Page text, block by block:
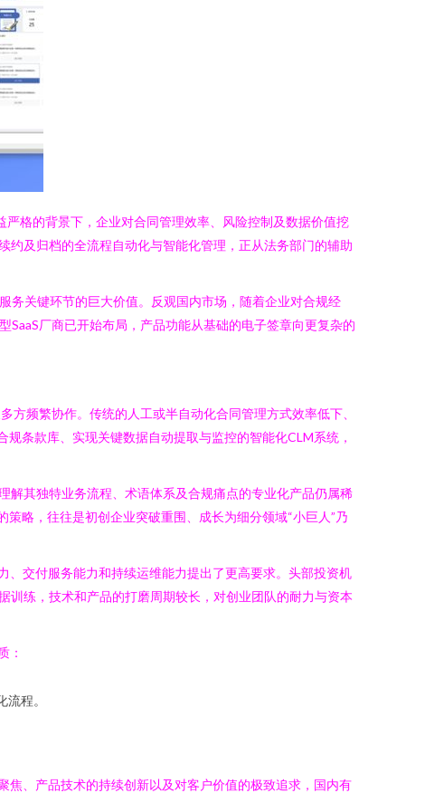
格的背景下，企业对合同管理效率、风险控制及数据价值挖
及归档的全流程自动化与智能化管理，正从法务部门的辅助
务关键环节的巨大价值。反观国内市场，随着企业对合规经
厂商已开始布局，产品功能从基础的电子签章向更复杂的
频繁协作。传统的人工或半自动化合同管理方式效率低下、
条款库、实现关键数据自动提取与监控的智能化CLM系统，
解其独特业务流程、术语体系及合规痛点的专业化产品仍属稀
略，往往是初创企业突破重围、成长为细分领域“小巨人”乃
交付服务能力和持续运维能力提出了更高要求。头部投资机
练，技术和产品的打磨周期较长，对创业团队的耐力与资本
：
程。
、产品技术的持续创新以及对客户价值的极致追求，国内有